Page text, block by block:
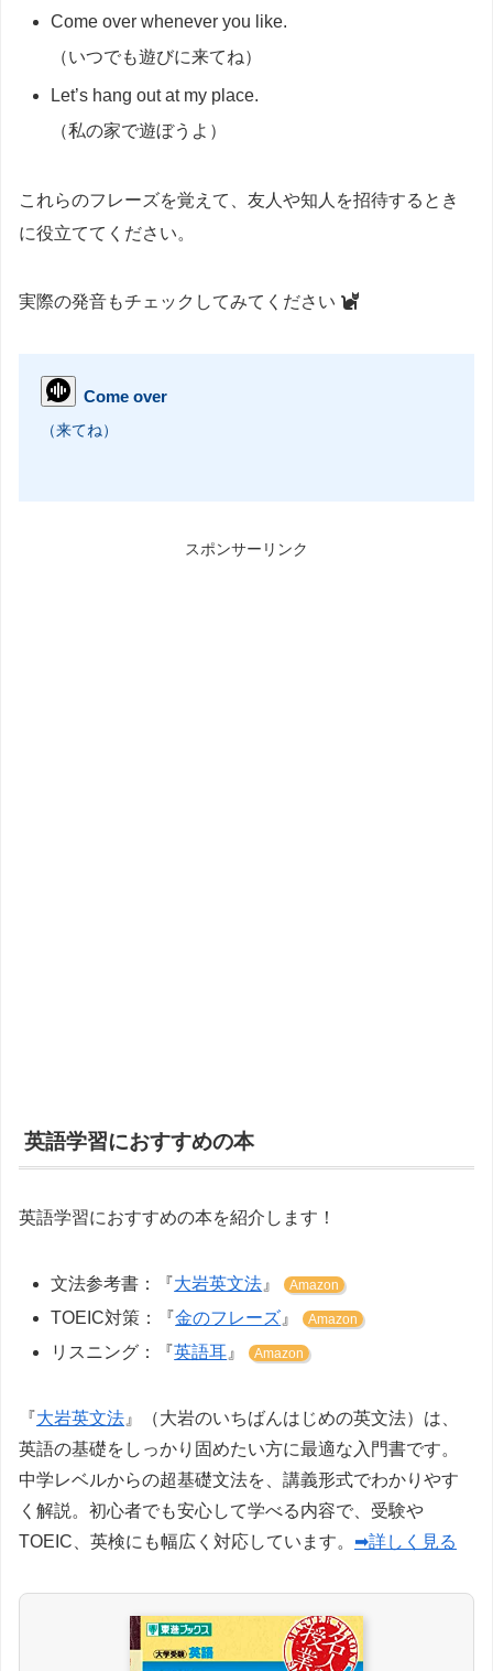
Come over whenever you like.
（いつでも遊びに来てね）
Let’s hang out at my place.
（私の家で遊ぼうよ）
これらのフレーズを覚えて、友人や知人を招待するとき
に役立ててください。
実際の発音もチェックしてみてください
Come over
（来てね）
スポンサーリンク
英語学習におすすめの本
英語学習におすすめの本を紹介します！
文法参考書：『大岩英文法 』 Amazon
TOEIC対策：『金のフレーズ 』 Amazon
リスニング：『英語耳 』 Amazon
『大岩英文法 』（大岩のいちばんはじめの英文法）は、
英語の基礎をしっかり固めたい方に最適な入門書です。
中学レベルからの超基礎文法を、講義形式でわかりやす
く解説。初心者でも安心して学べる内容で、受験や
TOEIC、英検にも幅広く対応しています。 ➡詳しく見る